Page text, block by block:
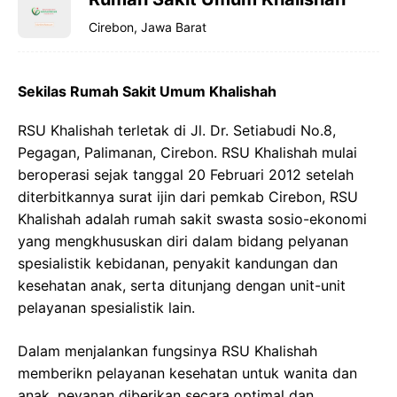
Cirebon, Jawa Barat
Sekilas Rumah Sakit Umum Khalishah
RSU Khalishah terletak di Jl. Dr. Setiabudi No.8,
Pegagan, Palimanan, Cirebon. RSU Khalishah mulai
beroperasi sejak tanggal 20 Februari 2012 setelah
diterbitkannya surat ijin dari pemkab Cirebon, RSU
Khalishah adalah rumah sakit swasta sosio-ekonomi
yang mengkhususkan diri dalam bidang pelyanan
spesialistik kebidanan, penyakit kandungan dan
kesehatan anak, serta ditunjang dengan unit-unit
pelayanan spesialistik lain.
Dalam menjalankan fungsinya RSU Khalishah
memberikn pelayanan kesehatan untuk wanita dan